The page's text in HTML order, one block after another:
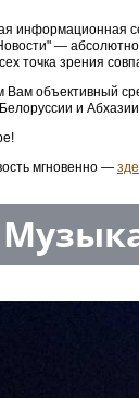
информационная
—
точка зрения
объективный
и
мгновенно —